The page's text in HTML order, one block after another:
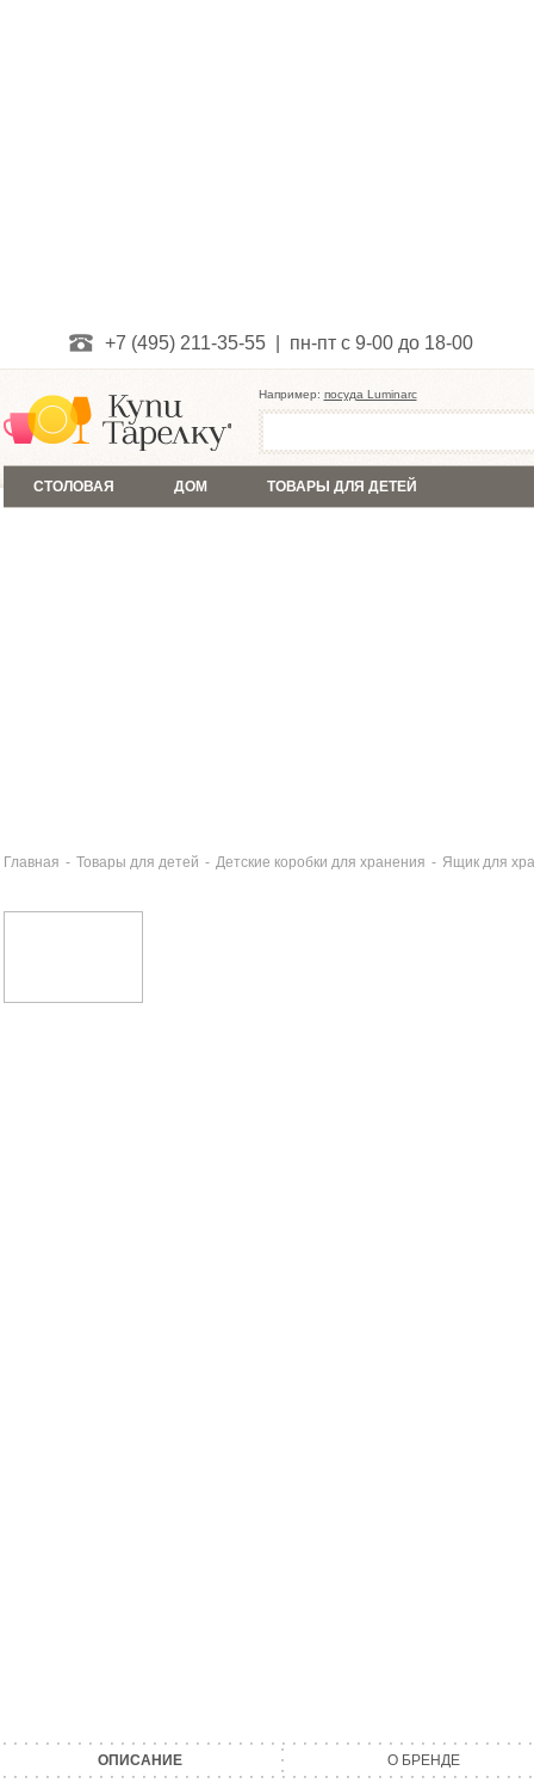
+7 (495) 211-35-55 | пн-пт с 9-00 до 18-00
Например: посуда Luminarc
СТОЛОВАЯ ДОМ ТОВАРЫ ДЛЯ ДЕТЕЙ
Главная - Товары для детей - Детские коробки для хранения - Ящик для
ОПИСАНИЕ О БРЕНДЕ